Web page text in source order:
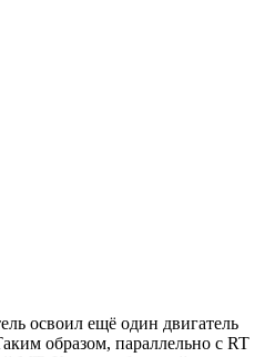
освоил ещё один двигатель
образом, параллельно с RT